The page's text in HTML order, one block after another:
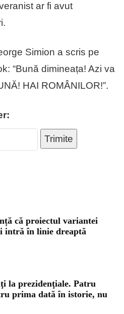
ar fi avut
Simion a scris pe
“Bună dimineața! Azi va
HAI ROMÂNILOR!”.
Trimite
că proiectul variantei
intră în linie dreaptă
la prezidenţiale. Patru
prima dată în istorie, nu